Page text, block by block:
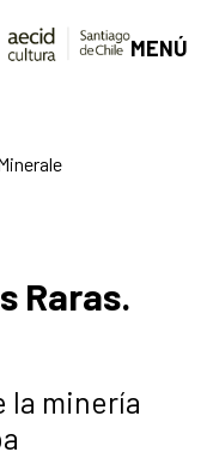
MENÚ
Raras.
la minería